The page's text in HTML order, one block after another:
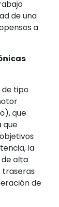
de una
a
de tipo
que
que
la
alta
traseras
de